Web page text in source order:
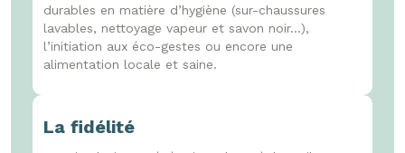
durables en matière d’hygiène (sur-chaussures
lavables, nettoyage vapeur et savon noir...),
l’initiation aux éco-gestes ou encore une
alimentation locale et saine.
La fidélité